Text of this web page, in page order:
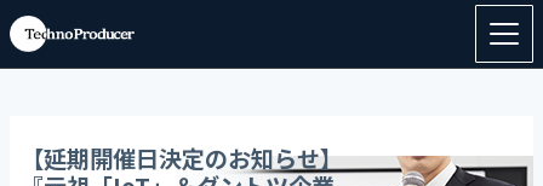
【延期開催日決定のお知らせ】